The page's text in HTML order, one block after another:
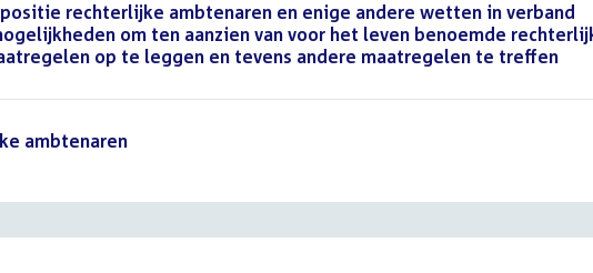
rechterlijke ambtenaren en enige andere wetten in verband
om ten aanzien van voor het leven benoemde
op te leggen en tevens andere maatregelen te treffen
ambtenaren